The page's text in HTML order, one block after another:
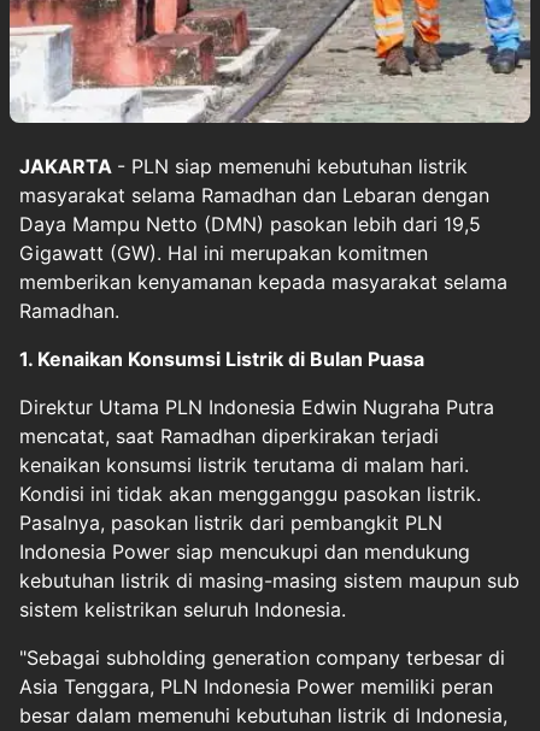
JAKARTA - PLN siap memenuhi kebutuhan listrik
masyarakat selama Ramadhan dan Lebaran dengan
Daya Mampu Netto (DMN) pasokan lebih dari 19,5
Gigawatt (GW). Hal ini merupakan komitmen
memberikan kenyamanan kepada masyarakat selama
Ramadhan.
1. Kenaikan Konsumsi Listrik di Bulan Puasa
Direktur Utama PLN Indonesia Edwin Nugraha Putra
mencatat, saat Ramadhan diperkirakan terjadi
kenaikan konsumsi listrik terutama di malam hari.
Kondisi ini tidak akan mengganggu pasokan listrik.
Pasalnya, pasokan listrik dari pembangkit PLN
Indonesia Power siap mencukupi dan mendukung
kebutuhan listrik di masing-masing sistem maupun sub
sistem kelistrikan seluruh Indonesia.
"Sebagai subholding generation company terbesar di
Asia Tenggara, PLN Indonesia Power memiliki peran
besar dalam memenuhi kebutuhan listrik di Indonesia,